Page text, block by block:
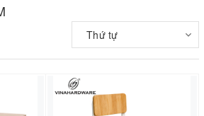
Thứ tự